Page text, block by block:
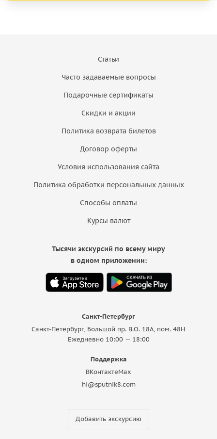
Статьи
Часто задаваемые вопросы
Подарочные сертификаты
Скидки и акции
Политика возврата билетов
Договор оферты
Условия использования сайта
Политика обработки персональных данных
Способы оплаты
Курсы валют
Санкт-Петербург
Санкт-Петербург, Большой пр. В.О. 18A, пом. 48Н
Ежедневно 10:00 — 18:00
Поддержка
ВКонтактеMax
hi@sputnik8.com
Добавить экскурсию
Тысячи экскурсий по всему миру
в одном приложении: